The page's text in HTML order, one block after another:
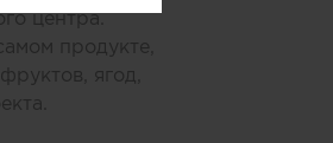
центра.
продукте,
ягод,